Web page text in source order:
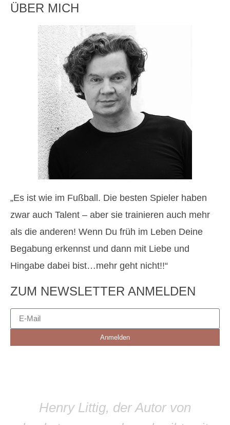
ÜBER MICH
„Es ist wie im Fußball. Die besten Spieler haben
zwar auch Talent – aber sie trainieren auch mehr
als die anderen! Wenn Du früh im Leben Deine
Begabung erkennst und dann mit Liebe und
Hingabe dabei bist…mehr geht nicht!!“
ZUM NEWSLETTER ANMELDEN
Anmelden
Henry Littig, der Autor von